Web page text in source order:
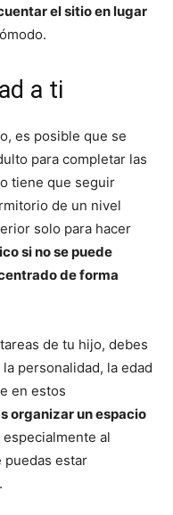
el sitio en lugar
a ti
es posible que se
para completar las
tiene que seguir
de un nivel
solo para hacer
si no se puede
de forma
de tu hijo, debes
personalidad, la edad
en estos
organizar un espacio
al
puedas estar